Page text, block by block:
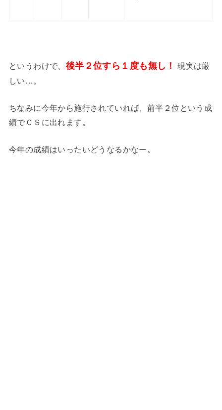
というわけで、 後半２位すら１度も無し！
現実は厳
しい…。
ちなみに今年から施行されていれば、前半２位という成
績でＣＳに出れます。
今年の成績はいったいどうなるかなー。